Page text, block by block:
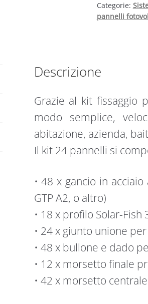
fotovoltaici
per
quantità
Categorie:
pannelli
Descrizione
Grazie al kit fissaggio
modo semplice,
abitazione, azienda,
Il kit 24 pannelli si
• 48 x gancio in
GTP A2, o altro)
• 18 x profilo Solar-Fish
• 24 x giunto unione
• 48 x bullone e dado
• 12 x morsetto finale
• 42 x morsetto